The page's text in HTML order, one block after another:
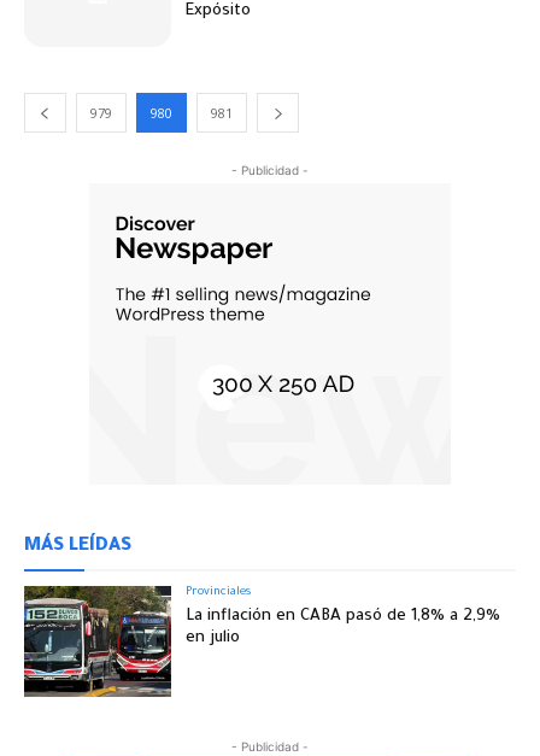
Expósito
979 980 981
- Publicidad -
MÁS LEÍDAS
Provinciales
La inflación en CABA pasó de 1,8% a 2,9%
en julio
- Publicidad -